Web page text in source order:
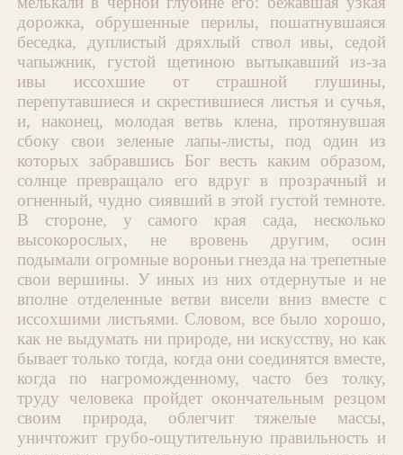
дорожка, обрушенные перилы, пошатнувшаяся
беседка, дуплистый дряхлый ствол ивы, седой
чапыжник, густой щетиною вытыкавший из-за
ивы иссохшие от страшной глушины,
перепутавшиеся и скрестившиеся листья и сучья,
и, наконец, молодая ветвь клена, протянувшая
сбоку свои зеленые лапы-листы, под один из
которых забравшись Бог весть каким образом,
солнце превращало его вдруг в прозрачный и
огненный, чудно сиявший в этой густой темноте.
В стороне, у самого края сада, несколько
высокорослых, не вровень другим, осин
подымали огромные вороньи гнезда на трепетные
свои вершины. У иных из них отдернутые и не
вполне отделенные ветви висели вниз вместе с
иссохшими листьями. Словом, все было хорошо,
как не выдумать ни природе, ни искусству, но как
бывает только тогда, когда они соединятся вместе,
когда по нагроможденному, часто без толку,
труду человека пройдет окончательным резцом
своим природа, облегчит тяжелые массы,
уничтожит грубо-ощутительную правильность и